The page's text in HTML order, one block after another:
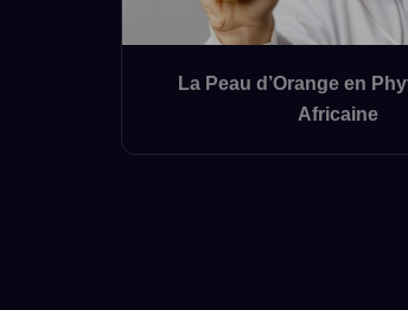
La Peau d’Orange en
Africaine